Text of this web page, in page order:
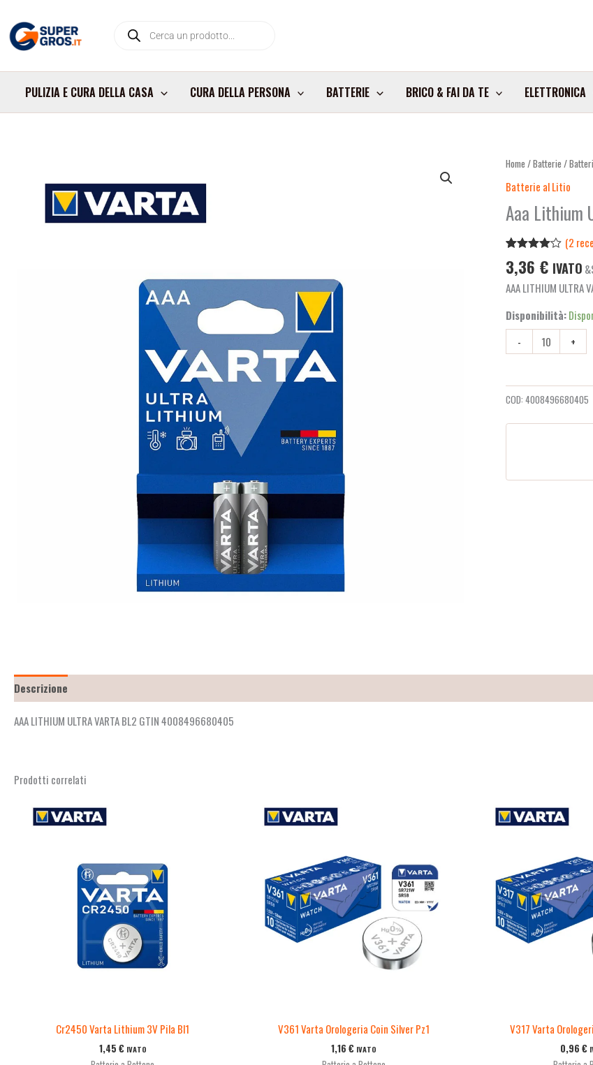
contenuto
search
PULIZIA E CURA DELLA CASA CURA DELLA PERSONA BATTERIE BRICO & FAI DA TE ELETTRONICA
Home /Batterie /
Batterie al Litio
Aaa Lithium
4.00su
5 su
base di
(2
3,36 € IVATO
AAA LITHIUM
Disponibilità:
-
Aaa
Lithium
Ultra
Varta
quantità
+
COD:4008496680405
Descrizione
AAA LITHIUM ULTRA VARTA BL2 GTIN 4008496680405
Prodotti correlati
Cr2450 Varta Lithium 3V Pila Bl1
1,45 € IVATO
V361 Varta Orologeria Coin Silver Pz1
1,16 € IVATO
V317 Varta
0,96 €